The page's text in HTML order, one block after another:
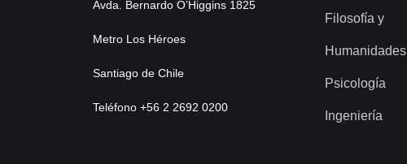
Avda. Bernardo O’Higgins 1825
Metro Los Héroes
Santiago de Chile
Teléfono +56 2 2692 0200
Filosofía y
Humanidades
Psicología
Ingeniería